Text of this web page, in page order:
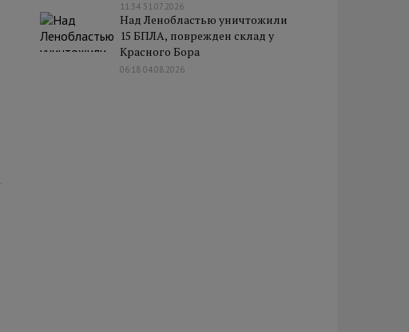
11:34 31.07.2026
Над Ленобластью уничтожили
15 БПЛА, поврежден склад у
Красного Бора
06:18 04.08.2026